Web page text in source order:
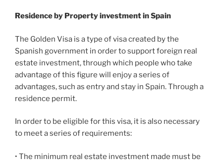
Residence by Property investment in Spain
The Golden Visa is a type of visa created by the
Spanish government in order to support foreign real
estate investment, through which people who take
advantage of this figure will enjoy a series of
advantages, such as entry and stay in Spain. Through a
residence permit.
In order to be eligible for this visa, it is also necessary
to meet a series of requirements:
• The minimum real estate investment made must be